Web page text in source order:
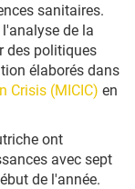
sanitaires.
de la
des politiques
élaborés dans
Crisis (MICIC) en
ont
avec sept
de l'année.